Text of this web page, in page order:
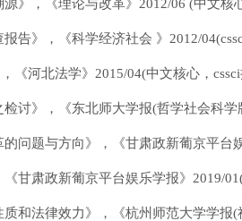
》，《理论与改革》2012/06 (中文核
告》，《科学经济社会 》2012/
《河北法学》2015/04(中文核心，cssci
讨》，《东北师大学报(哲学社会科学
问题与方向》，《甘肃政新葡京平台
甘肃政新葡京平台娱乐学报》2019/
和法律效力》，《杭州师范大学学报(